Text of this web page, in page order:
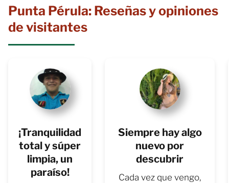
Punta Pérula: Reseñas y opiniones
de visitantes
¡Tranquilidad
total y súper
limpia, un
paraíso!
Siempre hay algo
nuevo por
descubrir
Cada vez que vengo,